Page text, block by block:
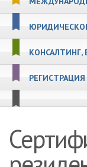
КОНСАЛТИНГ,